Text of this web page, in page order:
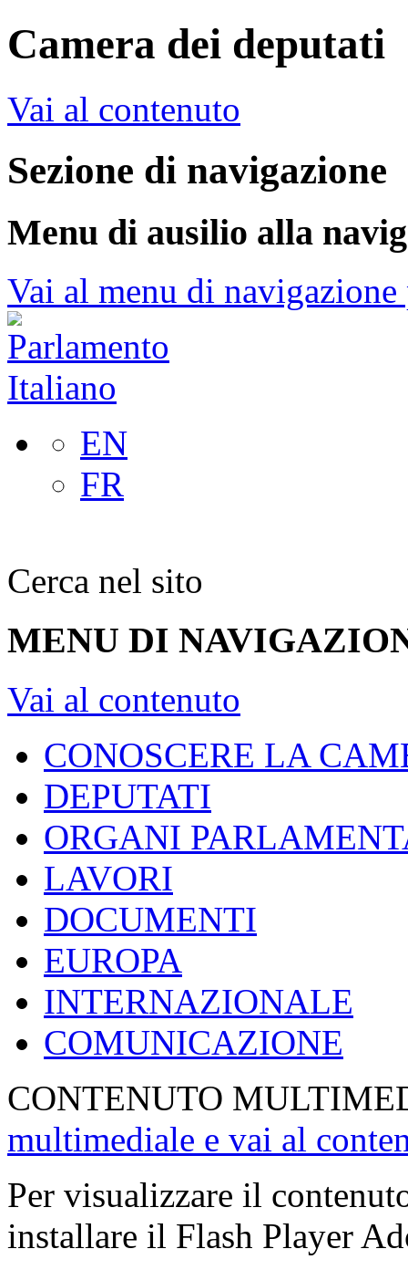
Camera dei deputati
Vai al contenuto
Sezione di navigazione
Menu di ausilio alla
Vai al menu di
EN
FR
Cerca nel sito
MENU DI
Vai al contenuto
CONOSCERE LA
DEPUTATI
ORGANI
LAVORI
DOCUMENTI
EUROPA
INTERNAZIONALE
COMUNICAZIONE
CONTENUTO
multimediale e vai al
Per visualizzare il
installare il Flash Player